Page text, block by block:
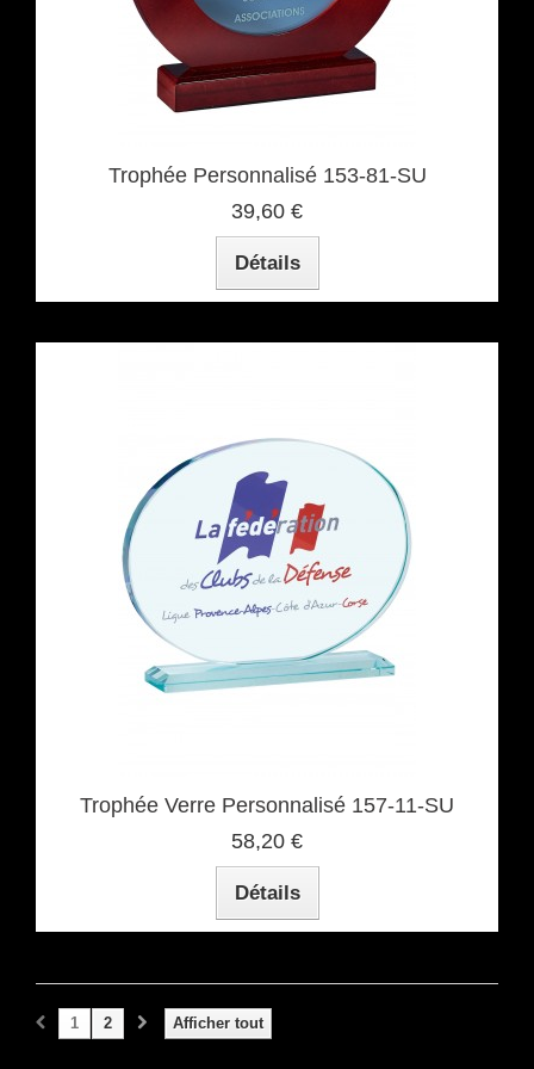
Trophée Personnalisé 153-81-SU
39,60 €
Détails
Trophée Verre Personnalisé 157-11-SU
58,20 €
Détails
Afficher tout
1 2